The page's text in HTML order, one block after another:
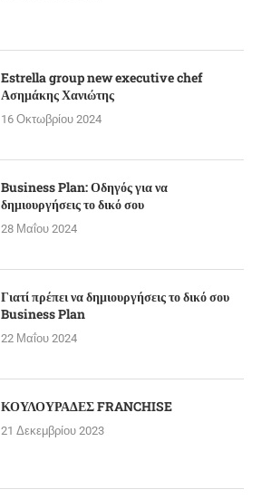
Estrella group new executive chef
Ασημάκης Χανιώτης
16 Οκτωβρίου 2024
Business Plan: Οδηγός για να
δημιουργήσεις το δικό σου
28 Μαΐου 2024
Γιατί πρέπει να δημιουργήσεις το δικό σου
Business Plan
22 Μαΐου 2024
ΚΟΥΛΟΥΡΑΔΕΣ FRANCHISE
21 Δεκεμβρίου 2023